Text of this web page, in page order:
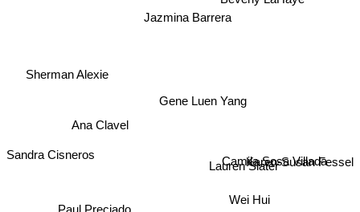
Wei Hui
Gene Luen Yang
Lauren Slater
Sherman Alexie
Jazmina Barrera
Ana Clavel
Paul Preciado
Camila Sosa Villada
Karen-Susan Fessel
Sandra Cisneros